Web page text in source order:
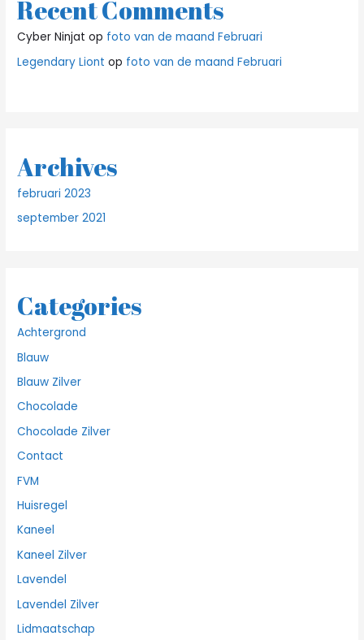
Recent Comments
Cyber Ninjat op foto van de maand Februari
Legendary Liont op foto van de maand Februari
Archives
februari 2023
september 2021
Categories
Achtergrond
Blauw
Blauw Zilver
Chocolade
Chocolade Zilver
Contact
FVM
Huisregel
Kaneel
Kaneel Zilver
Lavendel
Lavendel Zilver
Lidmaatschap